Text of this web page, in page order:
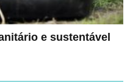
e sustentável